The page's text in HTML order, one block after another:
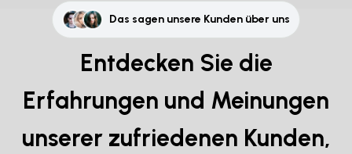
Das sagen unsere Kunden über uns
Entdecken Sie die
Erfahrungen und Meinungen
unserer zufriedenen Kunden,